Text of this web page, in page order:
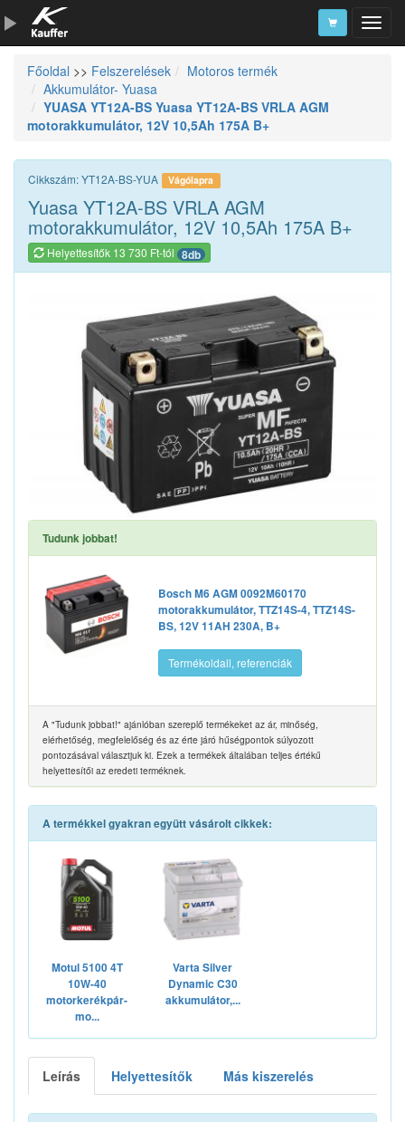
Szerszámkatalógus
Kosár
Főoldal >> Felszerelések
Motoros termék
Akkumulátor- Yuasa
YUASA YT12A-BS Yuasa YT12A-BS VRLA AGM
motorakkumulátor, 12V 10,5Ah 175A B+
Cikkszám: YT12A-BS-YUA Vágólapra
Yuasa YT12A-BS VRLA AGM
motorakkumulátor, 12V 10,5Ah 175A B+
Helyettesítők 13 730 Ft-tól 8db
Tudunk jobbat!
Bosch M6 AGM 0092M60170
motorakkumulátor, TTZ14S-4, TTZ14S-
BS, 12V 11AH 230A, B+
Termékoldall, referenciák
A "Tudunk jobbat!" ajánlóban szereplő termékeket az ár, minőség,
elérhetőség, megfelelőség és az érte járó hűségpontok súlyozott
pontozásával választjuk ki. Ezek a termékek általában teljes értékű
helyettesítői az eredeti terméknek.
A termékkel gyakran együtt vásárolt cikkek:
Motul 5100 4T
10W-40
motorkerékpár-
mo...
Varta Silver
Dynamic C30
akkumulátor,...
Leírás Helyettesítők Más kiszerelés